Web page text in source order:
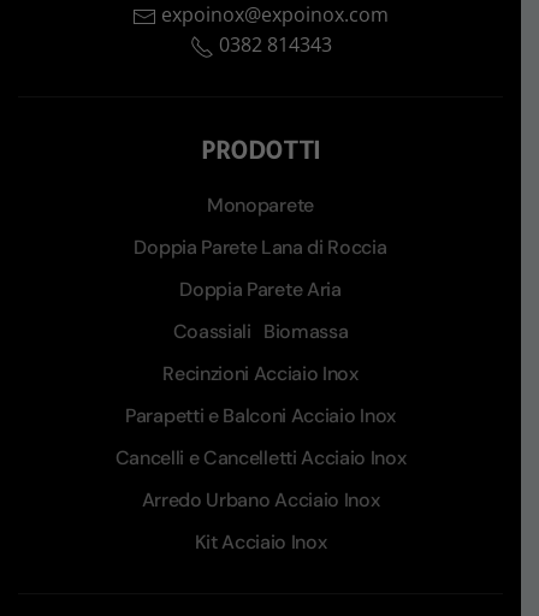
expoinox@expoinox.com
0382 814343
PRODOTTI
Monoparete
Doppia Parete Lana di Roccia
Doppia Parete Aria
Coassiali Biomassa
Recinzioni Acciaio Inox
Parapetti e Balconi Acciaio Inox
Cancelli e Cancelletti Acciaio Inox
Arredo Urbano Acciaio Inox
Kit Acciaio Inox